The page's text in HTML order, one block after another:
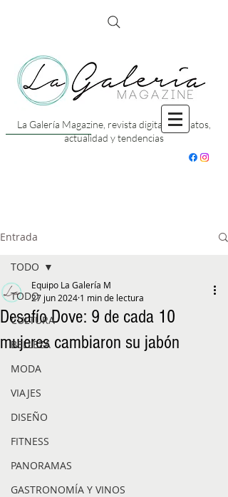
La Galería Magazine, revista digital con datos,
actualidad y tendencias
Entrada
TODO
CULTURA
BELLEZA
MODA
VIAJES
DISEÑO
FITNESS
PANORAMAS
GASTRONOMÍA Y VINOS
TODO
Desafío Dove: 9 de cada 10
mujeres cambiaron su jabón
Equipo La Galería M
27 jun 2024 1 min de lectura